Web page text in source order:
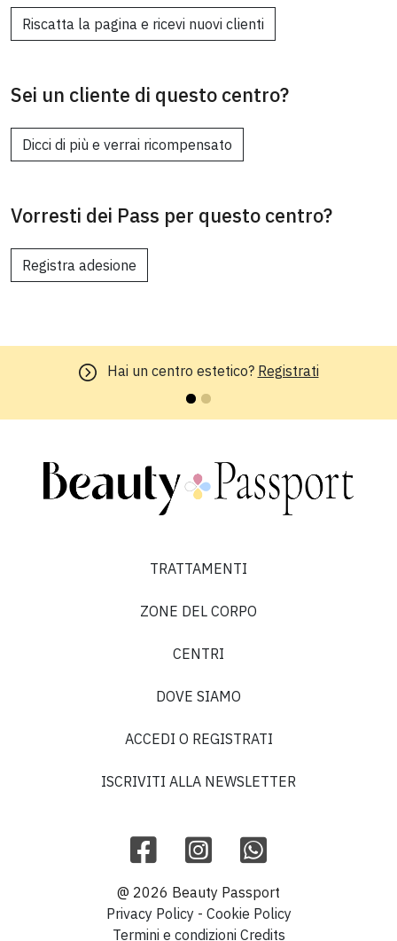
Riscatta la pagina e ricevi nuovi clienti
Sei un cliente di questo centro?
Dicci di più e verrai ricompensato
Vorresti dei Pass per questo centro?
Registra adesione
Hai un centro estetico? Registrati
TRATTAMENTI
ZONE DEL CORPO
CENTRI
DOVE SIAMO
ACCEDI O REGISTRATI
ISCRIVITI ALLA NEWSLETTER
@ 2026 Beauty Passport
Privacy Policy - Cookie Policy
Termini e condizioni Credits